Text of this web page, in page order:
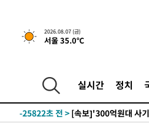
2026.08.07 (금)
서울 35.0℃
실시간 정치
-8908초 전 >[속보] 뉴욕증시, 일제
-30106초 전 >[속보]'채상병 순직 책
-26572초 전 >
민주 콩고 에볼라환
-25822초 전 >
-25016초 전 > "미 전국적 살모네라